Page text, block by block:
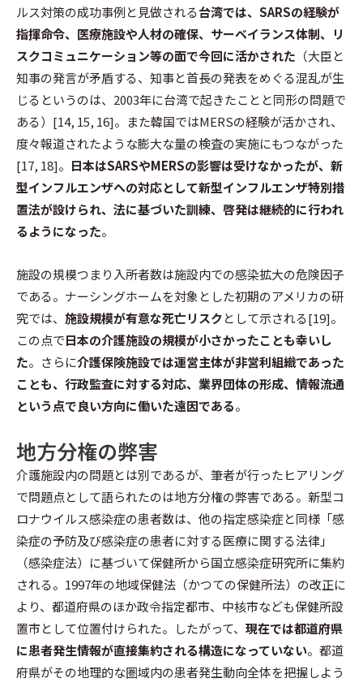
ルス対策の成功事例と見做される台湾では、SARSの経験が
指揮命令、医療施設や人材の確保、サーベイランス体制、リ
スクコミュニケーション等の面で今回に活かされた （大臣と
知事の発言が矛盾する、知事と首長の発表をめぐる混乱が生
じるというのは、2003年に台湾で起きたことと同形の問題で
ある）[14, 15, 16]。また韓国ではMERSの経験が活かされ、
度々報道されたような膨大な量の検査の実施にもつながった
[17, 18]。 日本はSARSやMERSの影響は受けなかったが、新
型インフルエンザへの対応として新型インフルエンザ特別措
置法が設けられ、法に基づいた訓練、啓発は継続的に行われ
るようになった。
施設の規模つまり入所者数は施設内での感染拡大の危険因子
である。ナーシングホームを対象とした初期のアメリカの研
究では、 施設規模が有意な死亡リスクとして示される[19]。
この点で日本の介護施設の規模が小さかったことも幸いし
た。さらに介護保険施設では運営主体が非営利組織であった
ことも、行政監査に対する対応、業界団体の形成、情報流通
という点で良い方向に働いた遠因である。
地方分権の弊害
介護施設内の問題とは別であるが、筆者が行ったヒアリング
で問題点として語られたのは地方分権の弊害である。新型コ
ロナウイルス感染症の患者数は、他の指定感染症と同様「感
染症の予防及び感染症の患者に対する医療に関する法律」
（感染症法）に基づいて保健所から国立感染症研究所に集約
される。1997年の地域保健法（かつての保健所法）の改正に
より、都道府県のほか政令指定都市、中核市なども保健所設
置市として位置付けられた。したがって、 現在では都道府県
に患者発生情報が直接集約される構造になっていない。都道
府県がその地理的な圏域内の患者発生動向全体を把握しよう